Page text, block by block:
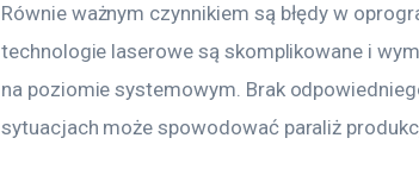
Równie ważnym czynnikiem są błędy w
technologie laserowe są skomplikowane i
na poziomie systemowym. Brak
sytuacjach może spowodować paraliż